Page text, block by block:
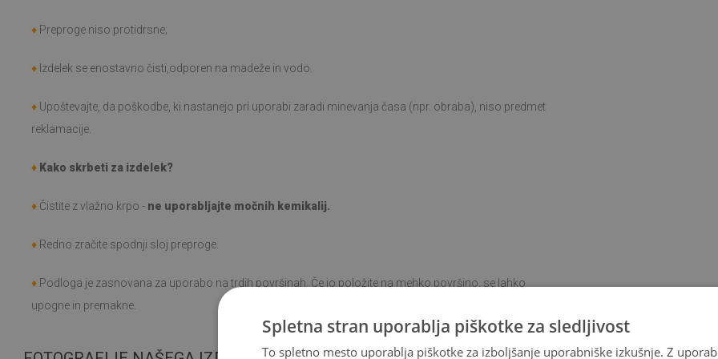
♦ Preproge niso protidrsne;
♦ Izdelek se enostavno čisti,odporen na madeže in vodo.
♦ Upoštevajte, da poškodbe, ki nastanejo pri uporabi zaradi minevanja časa (npr. obraba), niso predmet
reklamacije.
♦ Kako skrbeti za izdelek?
♦ Čistite z vlažno krpo - ne uporabljajte močnih kemikalij.
♦ Redno zračite spodnji sloj preproge.
♦ Podloga je zasnovana za uporabo na trdih površinah. Če jo položite na mehko površino, se lahko
upogne in premakne.
Spletna stran uporablja piškotke za sledljivost
To spletno mesto uporablja piškotke za izboljšanje uporabniške izkušnje. Z